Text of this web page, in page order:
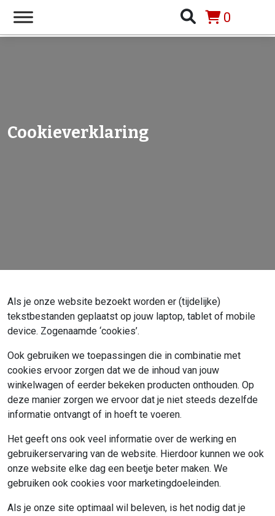
0
Cookieverklaring
Als je onze website bezoekt worden er (tijdelijke)
tekstbestanden geplaatst op jouw laptop, tablet of mobile
device. Zogenaamde ‘cookies’.
Ook gebruiken we toepassingen die in combinatie met
cookies ervoor zorgen dat we de inhoud van jouw
winkelwagen of eerder bekeken producten onthouden. Op
deze manier zorgen we ervoor dat je niet steeds dezelfde
informatie ontvangt of in hoeft te voeren.
Het geeft ons ook veel informatie over de werking en
gebruikerservaring van de website. Hierdoor kunnen we ook
onze website elke dag een beetje beter maken. We
gebruiken ook cookies voor marketingdoeleinden.
Als je onze site optimaal wil beleven, is het nodig dat je